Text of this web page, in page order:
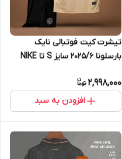
تیشرت کیت فوتبالی نایک
بارسلونا 2025/6 سایز S تا NIKE
2,998,000
افزودن به سبد